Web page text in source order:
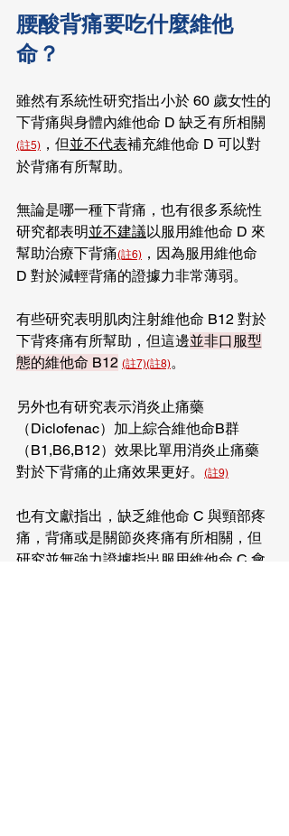
腰酸背痛要吃什麼維他
命？
雖然有系統性研究指出小於 60 歲女性的
下背痛與身體內維他命 D 缺乏有所相關
(註5) ，但並不代表補充維他命 D 可以對
於背痛有所幫助。
無論是哪一種下背痛，也有很多系統性
研究都表明並不建議以服用維他命 D 來
幫助治療下背痛(註6) ，因為服用維他命
D 對於減輕背痛的證據力非常薄弱。
有些研究表明肌肉注射維他命 B12 對於
下背疼痛有所幫助，但這邊並非口服型
態的維他命 B12 (註7)(註8)。
另外也有研究表示消炎止痛藥
（Diclofenac）加上綜合維他命B群
（B1,B6,B12）效果比單用消炎止痛藥
對於下背痛的止痛效果更好。
(註9)
也有文獻指出，缺乏維他命 C 與頸部疼
痛，背痛或是關節炎疼痛有所相關，但
研究並無強力證據指出 服用維他命 C 會